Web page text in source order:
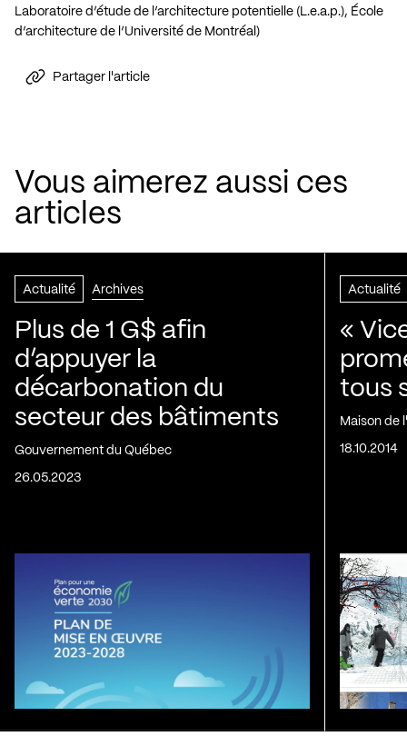
Laboratoire d’étude de l’architecture potentielle (L.e.a.p.), École
d’architecture de l’Université de Montréal)
Partager l'article
Vous aimerez aussi ces
articles
Actualité Archives
Plus de 1 G$ afin
d’appuyer la
décarbonation du
secteur des bâtiments
Gouvernement du Québec
26.05.2023
Actualité
«
tous
Maison de
18.10.2014